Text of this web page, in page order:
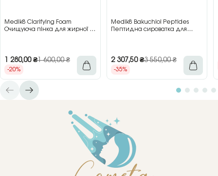
Medik8 Clarifying Foam
Очищуюча пінка для жирної та
1 280,00₴1 600,00₴
-20%
Medik8 Bakuchiol Peptides
Пептидна сироватка для
2 307,50₴3 550,00₴
-35%